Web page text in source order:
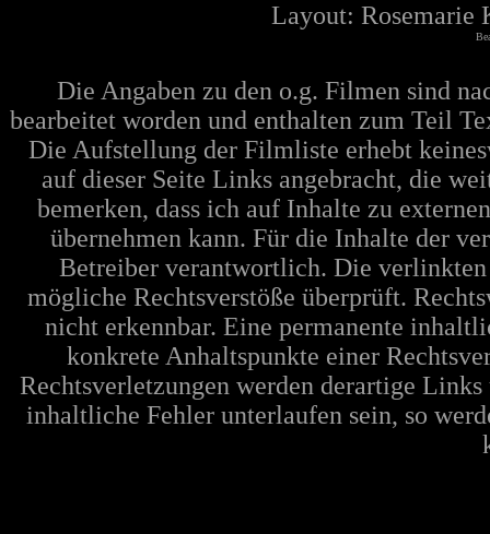
Layout: Rosemarie
Die Angaben zu den o.g. Filmen sind
bearbeitet worden und enthalten zum Teil
Die Aufstellung der Filmliste erhebt
auf dieser Seite Links angebracht, die
bemerken, dass ich auf Inhalte zu
übernehmen kann. Für die Inhalte der
Betreiber verantwortlich. Die
mögliche Rechtsverstöße überprüft.
nicht erkennbar. Eine permanente
konkrete Anhaltspunkte einer
Rechtsverletzungen werden derartige
inhaltliche Fehler unterlaufen sein, so